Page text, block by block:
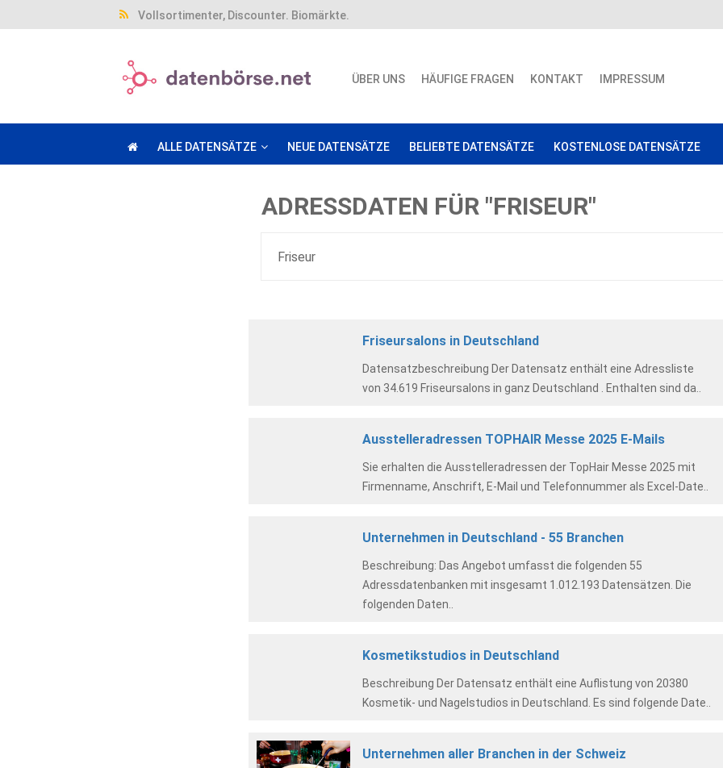
Vollsortimenter, Discounter. Biomärkte.
ÜBER UNS HÄUFIGE FRAGEN KONTAKT IMPRESSUM
ALLE DATENSÄTZE NEUE DATENSÄTZE BELIEBTE DATENSÄTZE KOSTENLOSE DATENSÄTZE
ADRESSDATEN FÜR "FRISEUR"
Friseursalons in Deutschland
Datensatzbeschreibung Der Datensatz enthält eine Adressliste
von 34.619 Friseursalons in ganz Deutschland . Enthalten sind da..
Ausstelleradressen TOPHAIR Messe 2025 E-Mails
Sie erhalten die Ausstelleradressen der TopHair Messe 2025 mit
Firmenname, Anschrift, E-Mail und Telefonnummer als Excel-Date..
Unternehmen in Deutschland - 55 Branchen
Beschreibung: Das Angebot umfasst die folgenden 55
Adressdatenbanken mit insgesamt 1.012.193 Datensätzen. Die
folgenden Daten..
Kosmetikstudios in Deutschland
Beschreibung Der Datensatz enthält eine Auflistung von 20380
Kosmetik- und Nagelstudios in Deutschland. Es sind folgende Date..
Unternehmen aller Branchen in der Schweiz